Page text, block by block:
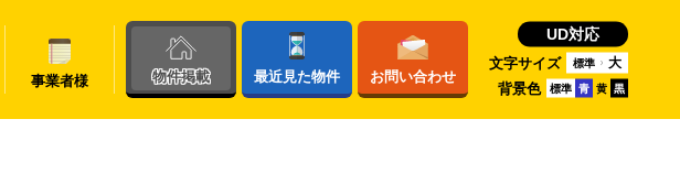
事業者様
UD対応
文字サイズ 標準 大
背景色 標準 青 黄 黒
物件掲載 最近見た物件 お問い合わせ